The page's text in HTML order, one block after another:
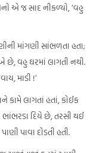
એ જ સાદ નીકળ્યો, ‘વહુ
માંગણી સાંભળતા હતા;
છે, વહુ ઘરમાં લાગતી નથી.
માડી !’
કામે લાગતાં હતાં, કોઈક
ભાંભરડા દિયે છે, તરસી થઈ
પાવા દોડતી હતી.